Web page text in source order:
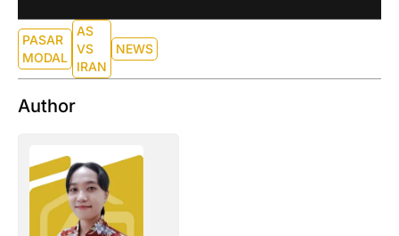
PASAR
MODAL
AS
VS
IRAN
NEWS
Author